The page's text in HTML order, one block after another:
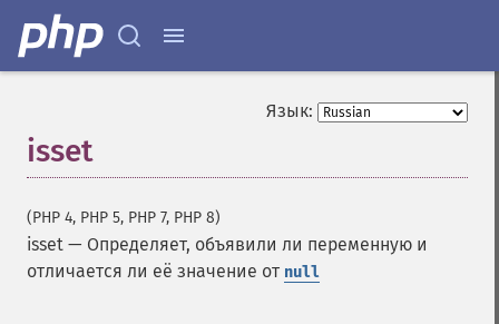
Язык:
isset
(PHP 4, PHP 5, PHP 7, PHP 8)
isset — Определяет, объявили ли переменную и
отличается ли её значение от null